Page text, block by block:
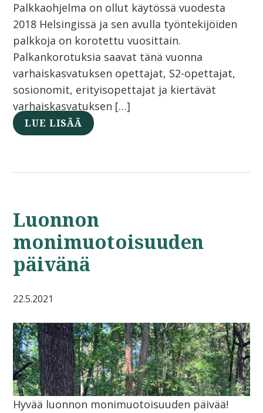
Palkkaohjelma on ollut käytössä vuodesta
2018 Helsingissä ja sen avulla työntekijöiden
palkkoja on korotettu vuosittain.
Palkankorotuksia saavat tänä vuonna
varhaiskasvatuksen opettajat, S2-opettajat,
sosionomit, erityisopettajat ja kiertävät
varhaiskasvatuksen […]
LUE LISÄÄ
Luonnon
monimuotoisuuden
päivänä
22.5.2021
Hyvää luonnon monimuotoisuuden päivää!